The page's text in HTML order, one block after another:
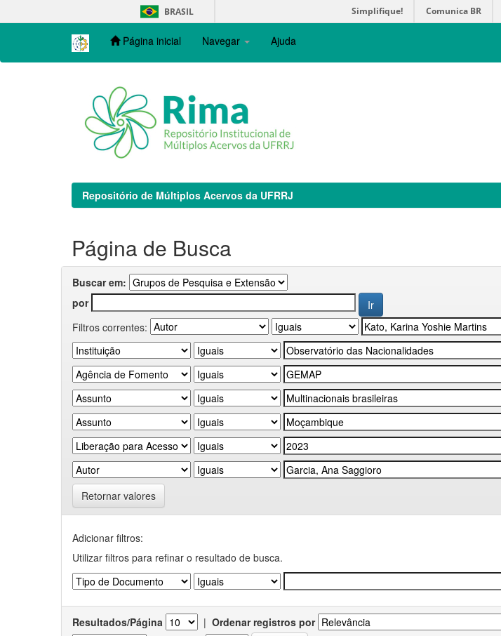
navigation
BRASIL Simplifique! Comunica BR
Página inicial Navegar Ajuda
Repositório de Múltiplos Acervos da UFRRJ
Página de Busca
Buscar em:
por
Filtros correntes:
Retornar valores
Adicionar filtros:
Utilizar filtros para refinar o resultado de busca.
Resultados/Página | Ordenar registros por